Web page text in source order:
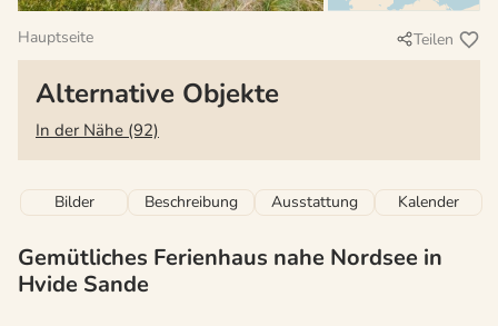
Hauptseite Teilen
Alternative Objekte
In der Nähe (92)
Bilder Beschreibung Ausstattung Kalender
Gemütliches Ferienhaus nahe Nordsee in
Hvide Sande